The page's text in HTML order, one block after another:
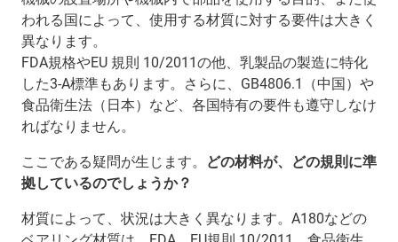
われる国によって、使用する材質に対する要件は大きく
異なります。
FDA規格やEU 規則 10/2011の他、乳製品の製造に特化
した3-A標準もあります。さらに、GB4806.1（中国）や
食品衛生法（日本）など、各国特有の要件も遵守しなけ
ればなりません。
ここである疑問が生じます。
どの材料が、どの規則に準
拠しているのでしょうか？
材質によって、状況は大きく異なります。A180などの